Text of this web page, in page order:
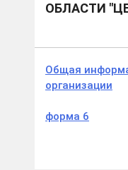
ОБЛАСТИ
Общая
организации
форма 6